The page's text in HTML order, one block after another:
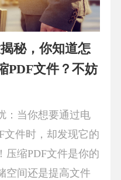
秘，你知道怎
PDF文件？不妨
：当你想要通过电
文件时，却发现它的
压缩PDF文件是你的
空间还是提高文件